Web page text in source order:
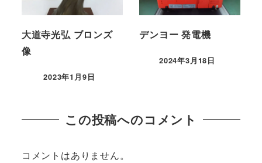
大道寺光弘 ブロンズ
像
2023年1月9日
デンヨー 発電機
2024年3月18日
この投稿へのコメント
コメントはありません。